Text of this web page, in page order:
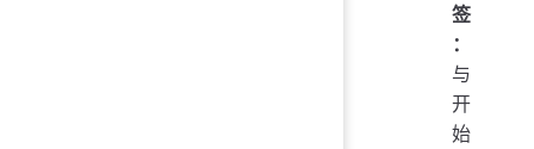
签
：
与
开
始